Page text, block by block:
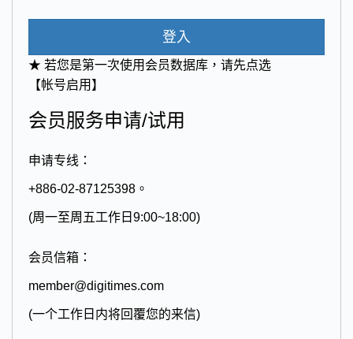
登入
★ 若您是第一次使用会员数据库，请先点选
【帐号启用】
会员服务申请/试用
申请专线：
+886-02-87125398。
(周一至周五工作日9:00~18:00)
会员信箱：
member@digitimes.com
(一个工作日内将回覆您的来信)